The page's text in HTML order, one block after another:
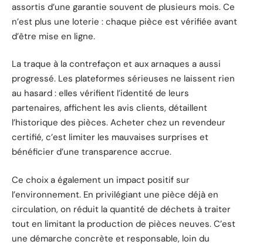
assortis d’une garantie souvent de plusieurs mois. Ce
n’est plus une loterie : chaque pièce est vérifiée avant
d’être mise en ligne.
La traque à la contrefaçon et aux arnaques a aussi
progressé. Les plateformes sérieuses ne laissent rien
au hasard : elles vérifient l’identité de leurs
partenaires, affichent les avis clients, détaillent
l’historique des pièces. Acheter chez un revendeur
certifié, c’est limiter les mauvaises surprises et
bénéficier d’une transparence accrue.
Ce choix a également un impact positif sur
l’environnement. En privilégiant une pièce déjà en
circulation, on réduit la quantité de déchets à traiter
tout en limitant la production de pièces neuves. C’est
une démarche concrète et responsable, loin du